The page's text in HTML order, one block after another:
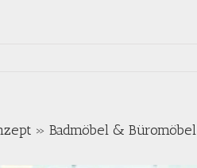
» Badmöbel & Büromöbel